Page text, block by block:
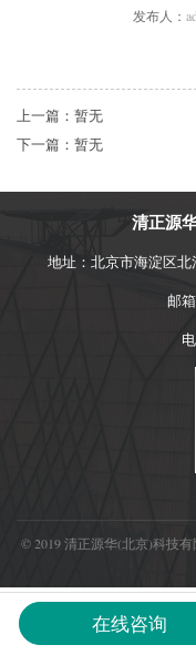
发布人：
上一篇：暂无
下一篇：暂无
清正源
地址：北京市海淀区
邮
© 2019 清正源华(北京)科技有
在线咨询